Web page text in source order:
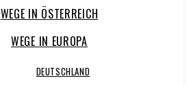
WEGE IN ÖSTERREICH
WEGE IN EUROPA
DEUTSCHLAND